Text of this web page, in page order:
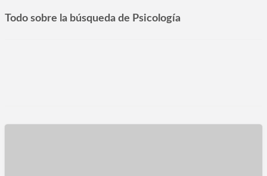
Todo sobre la búsqueda de Psicología